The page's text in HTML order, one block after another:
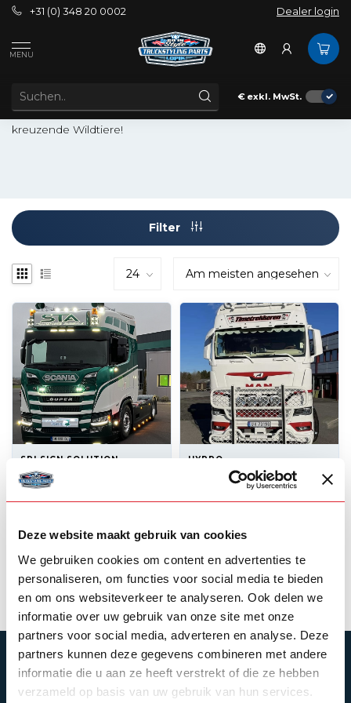
Deze website maakt gebruik van cookies
We gebruiken cookies om content en advertenties te
personaliseren, om functies voor social media te bieden
en om ons websiteverkeer te analyseren. Ook delen we
informatie over uw gebruik van onze site met onze
partners voor social media, adverteren en analyse. Deze
partners kunnen deze gegevens combineren met andere
informatie die u aan ze heeft verstrekt of die ze hebben
verzameld op basis van uw gebruik van hun services.
+31 (0) 348 20 0002 Dealer login
MENU
€ exkl. MwSt.
Außenbereich
FRONTSCHUTZBÜGELS MAN
Diese Frontschutzbügels verleihen Ihrem Auto ein robustes
Aussehen, aber vor allem sind sie sehr nützlich gegen
kreuzende Wildtiere!
Filter
SRI SIGN SOLUTION
LED-Dreifachschild
Auf Lager
Produkt ansehen
HYPRO
Frontschutzbügel
MAN 2021+
Produkt ansehen
ABONNIEREN SIE UNSEREN NEWSLETTER
Bleibe auf dem Laufenden mit unseren